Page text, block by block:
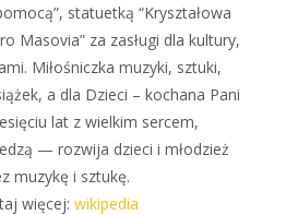
statuetką “Kryształowa
Masovia” za zasługi dla kultury,
Miłośniczka muzyki, sztuki,
a dla Dzieci – kochana Pani
lat z wielkim sercem,
— rozwija dzieci i młodzież
muzykę i sztukę.
więcej: wikipedia